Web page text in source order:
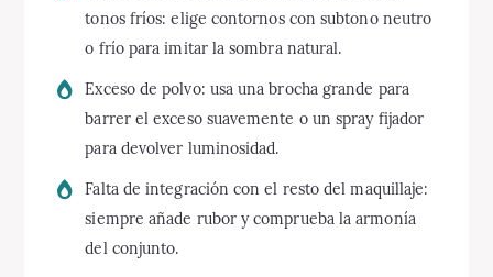
tonos fríos: elige contornos con subtono neutro
o frío para imitar la sombra natural.
Exceso de polvo: usa una brocha grande para
barrer el exceso suavemente o un spray fijador
para devolver luminosidad.
Falta de integración con el resto del maquillaje:
siempre añade rubor y comprueba la armonía
del conjunto.